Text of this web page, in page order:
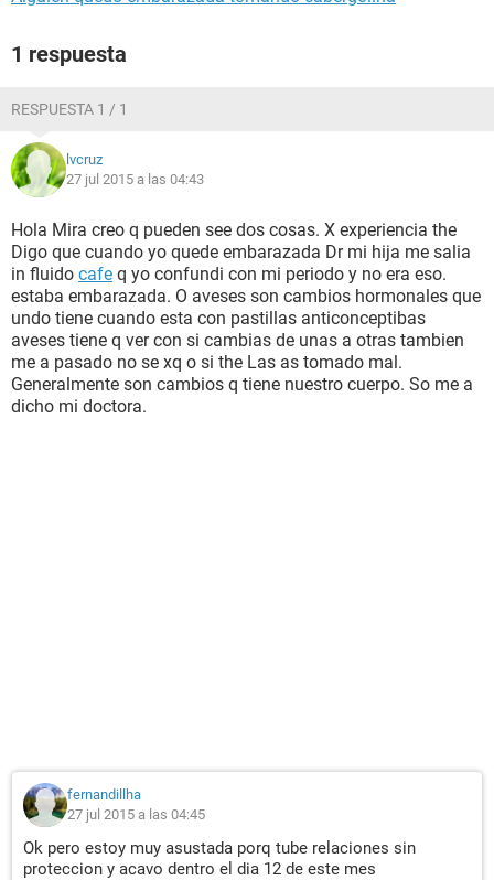
1 respuesta
RESPUESTA 1 / 1
lvcruz
27 jul 2015 a las 04:43
Hola Mira creo q pueden see dos cosas. X experiencia the
Digo que cuando yo quede embarazada Dr mi hija me salia
in fluido cafe q yo confundi con mi periodo y no era eso.
estaba embarazada. O aveses son cambios hormonales que
undo tiene cuando esta con pastillas anticonceptibas
aveses tiene q ver con si cambias de unas a otras tambien
me a pasado no se xq o si the Las as tomado mal.
Generalmente son cambios q tiene nuestro cuerpo. So me a
dicho mi doctora.
fernandillha
27 jul 2015 a las 04:45
Ok pero estoy muy asustada porq tube relaciones sin
proteccion y acavo dentro el dia 12 de este mes